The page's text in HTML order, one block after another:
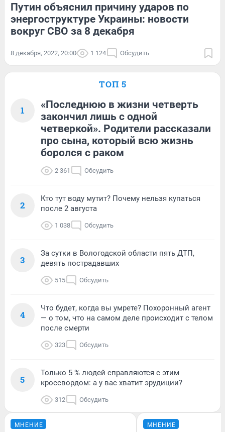
Путин объяснил причину ударов по
энергоструктуре Украины: новости
вокруг СВО за 8 декабря
8 декабря, 2022, 20:00 1 124 Обсудить
ТОП 5
1
«Последнюю в жизни четверть
закончил лишь с одной
четверкой». Родители рассказали
про сына, который всю жизнь
боролся с раком
2 361 Обсудить
2
Кто тут воду мутит? Почему нельзя купаться
после 2 августа
1 038 Обсудить
3
За сутки в Вологодской области пять ДТП,
девять пострадавших
515 Обсудить
4
Что будет, когда вы умрете? Похоронный агент
— о том, что на самом деле происходит с телом
после смерти
323 Обсудить
5
Только 5 % людей справляются с этим
кроссвордом: а у вас хватит эрудиции?
312 Обсудить
МНЕНИЕ МНЕНИЕ